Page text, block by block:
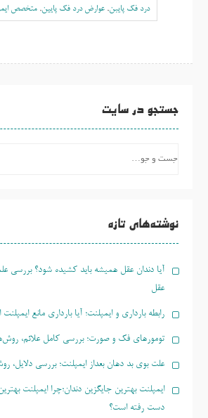
درد فک پایبن, عوارض درد فک پایین, متخصص
جستجو در سایت
نوشته‌های تازه
آیا دندان عقل همیشه باید کشیده شود؟ بررسی
عقل
رابطه بارداری و ایمپلنت؛ آیا بارداری مانع
تومورهای فک و صورت؛ بررسی کامل علائم،
علت بوی بد دهان بعداز ایمپلنت؛ بررسی دلایل،
ایمپلنت بهترین جایگزین دندان؛چرا ایمپلنت
دست رفته است؟